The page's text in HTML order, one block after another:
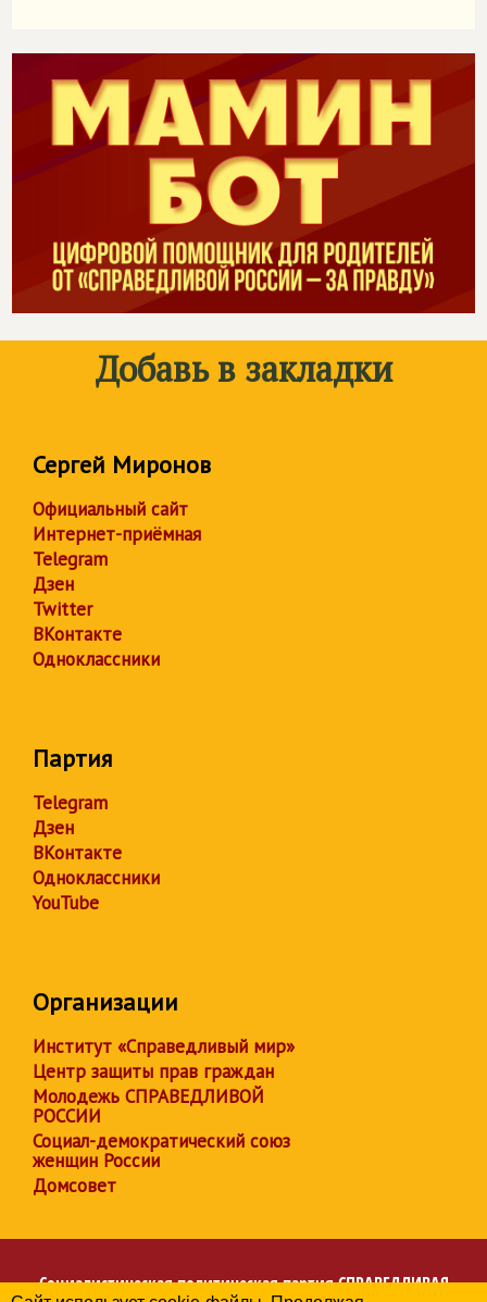
Добавь в закладки
Сергей Миронов
Официальный сайт
Интернет-приёмная
Telegram
Дзен
Twitter
ВКонтакте
Одноклассники
Партия
Telegram
Дзен
ВКонтакте
Одноклассники
YouTube
Организации
Институт «Справедливый мир»
Центр защиты прав граждан
Молодежь СПРАВЕДЛИВОЙ
РОССИИ
Социал-демократический союз
женщин России
Домсовет
Социалистическая политическая партияСПРАВЕДЛИВАЯ